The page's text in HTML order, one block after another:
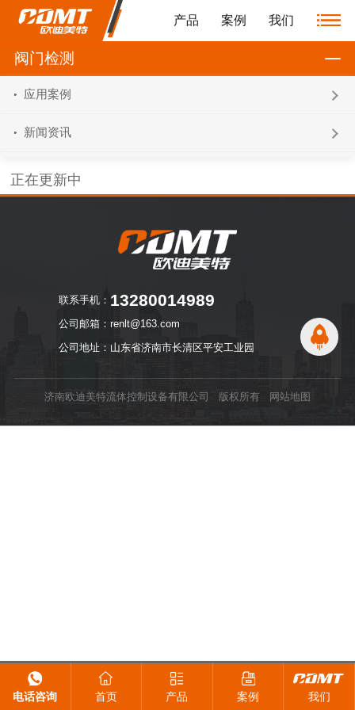
产品 案例 我们
阀门检测
应用案例
新闻资讯
正在更新中
联系手机： 13280014989
公司邮箱：renlt@163.com
公司地址：山东省济南市长清区平安工业园
济南欧迪美特流体控制设备有限公司 版权所有 网站地图
电话咨询 首页 产品 案例 我们